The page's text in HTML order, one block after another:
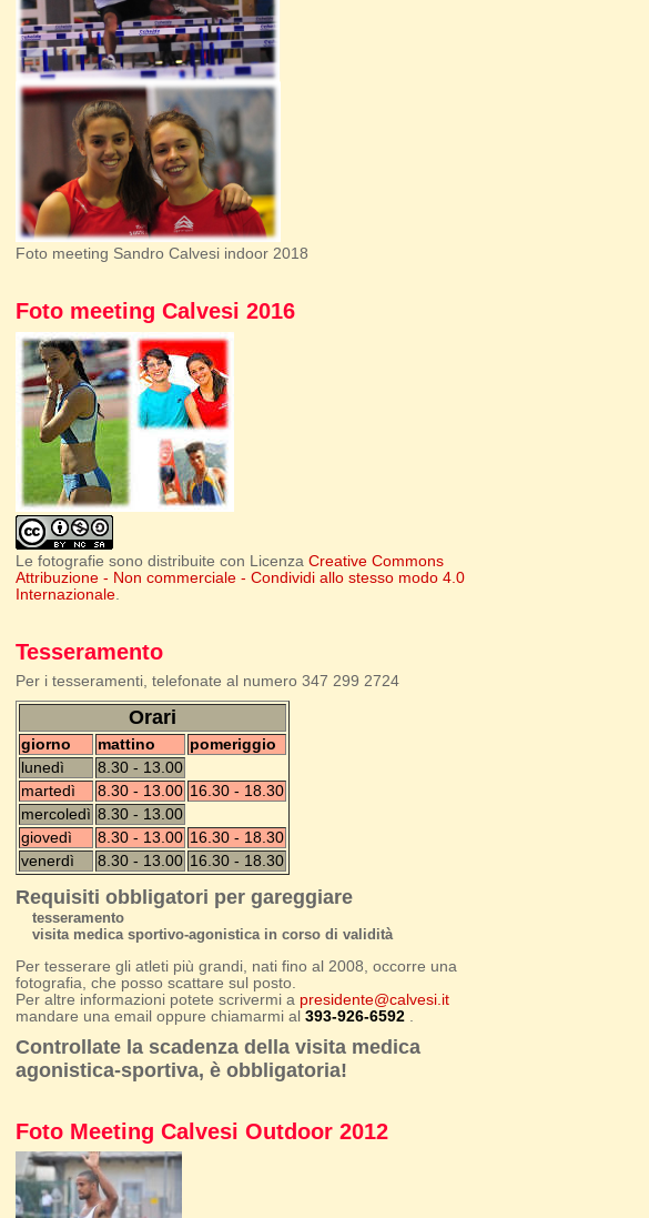
Foto meeting Sandro Calvesi indoor 2018
Foto meeting Calvesi 2016
Le fotografie sono distribuite con LicenzaCreative Commons
Attribuzione - Non commerciale - Condividi allo stesso modo 4.0
Internazionale.
Tesseramento
Per i tesseramenti, telefonate al numero 347 299 2724
Orari
giorno mattino
pomeriggio
lunedì
8.30 - 13.00
martedì
8.30 - 13.00 16.30 - 18.30
mercoledì 8.30 - 13.00
giovedì
8.30 - 13.00 16.30 - 18.30
venerdì
8.30 - 13.00 16.30 - 18.30
Requisiti obbligatori per gareggiare
tesseramento
visita medica sportivo-agonistica in corso di validità
Per tesserare gli atleti più grandi, nati fino al 2008, occorre una
fotografia, che posso scattare sul posto.
Per altre informazioni potete scrivermi a presidente@calvesi.it
mandare una email oppure chiamarmi al393-926-6592
Controllate la scadenza della visita medica
agonistica-sportiva, è obbligatoria!
Foto Meeting Calvesi Outdoor 2012